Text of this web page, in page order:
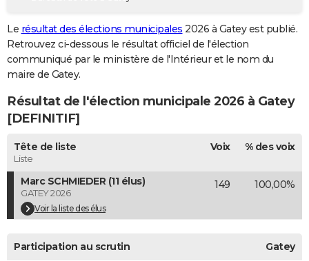
GUIDES D'ACHAT
BONS PLANS
CARTE DE VOEUX
Carte de Noël
Carte Bonne année
Carte Saint-Valentin
Carte Pâques
Carte d'anniversaire
DICTIONNAIRE
Dictionnaire
Biographies
Citations
Expressions
Proverbes
PROGRAMME TV
COPAINS D'AVANT
S'inscrire
Se connecter
Lycées
Collèges
Primaires
Universités
Entreprises
Service militaire
Avis de recherche
AVIS DE DÉCÈS
FORUM
Le résultat des élections municipales 2026 à Gatey est publié.
Retrouvez ci-dessous le résultat officiel de l'élection
communiqué par le ministère de l'Intérieur et le nom du
maire de Gatey.
Résultat de l'élection municipale 2026 à Gatey
[DEFINITIF]
Tête de liste
Liste
Voix % des voix
Marc SCHMIEDER (11 élus)
GATEY 2026
Voir la liste des élus
149 100,00%
Participation au scrutin Gatey